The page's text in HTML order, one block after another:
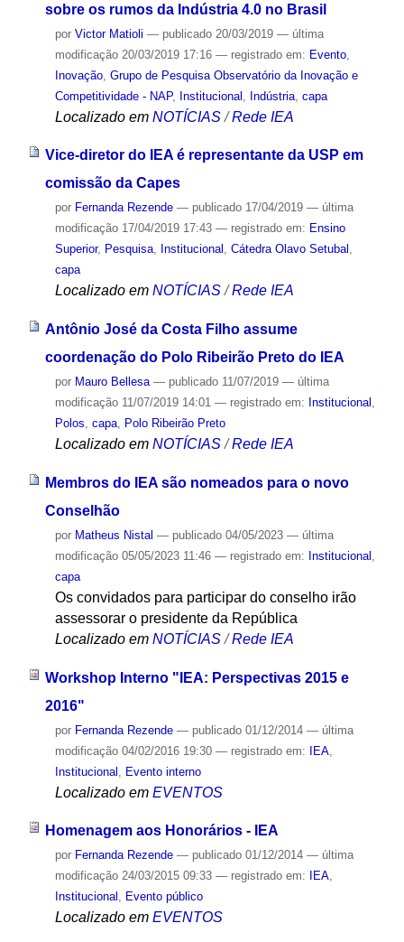
sobre os rumos da Indústria 4.0 no Brasil
por Victor Matioli — publicado20/03/2019 — última
modificação20/03/2019 17:16 — registrado em: Evento,
Inovação, Grupo de Pesquisa Observatório da Inovação e
Competitividade - NAP, Institucional Indústria, capa
Localizado em NOTÍCIAS /Rede IEA
Vice-diretor do IEA é representante da USP em
comissão da Capes
por Fernanda Rezende — publicado17/04/2019 — última
modificação17/04/2019 17:43 — registrado em: Ensino
Superior, Pesquisa, Institucional , Cátedra Olavo Setubal ,
capa
Localizado em NOTÍCIAS /Rede IEA
Antônio José da Costa Filho assume
coordenação do Polo Ribeirão Preto do IEA
por Mauro Bellesa — publicado11/07/2019 — última
modificação11/07/2019 14:01 — registrado em: Institucional ,
Polos, capa, Polo Ribeirão Preto
Localizado em NOTÍCIAS /Rede IEA
Membros do IEA são nomeados para o novo
Conselhão
por Matheus Nistal — publicado04/05/2023 — última
modificação05/05/2023 11:46 — registrado em: Institucional
capa
Os convidados para participar do conselho irão
assessorar o presidente da República
Localizado em NOTÍCIAS /Rede IEA
Workshop Interno "IEA: Perspectivas 2015 e
2016"
por Fernanda Rezende — publicado01/12/2014 — última
modificação04/02/2016 19:30 — registrado em: IEA,
Institucional
Evento interno
Localizado em EVENTOS
Homenagem aos Honorários - IEA
por Fernanda Rezende — publicado01/12/2014 — última
modificação24/03/2015 09:33 — registrado em: IEA,
Institucional , Evento público
Localizado em EVENTOS